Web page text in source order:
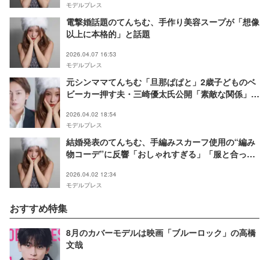
モデルプレス
電撃婚話題のてんちむ、手作り美容スープが「想像
以上に本格的」と話題
2026.04.07 16:53
モデルプレス
元シンママてんちむ「旦那ぱぱと」2歳子どものベ
ビーカー押す夫・三崎優太氏公開「素敵な関係」
2026.04.02 18:54
モデルプレス
結婚発表のてんちむ、手編みスカーフ使用の“編み
物コーデ”に反響「おしゃれすぎる」「服と合って
2026.04.02 12:34
モデルプレス
おすすめ特集
8月のカバーモデルは映画「ブルーロック」の高橋
文哉